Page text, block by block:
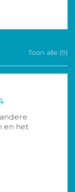
Toon alle (9)
en het